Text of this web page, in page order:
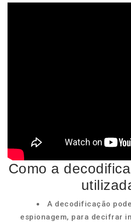
Como a
A decodificação
espionagem, para decifrar